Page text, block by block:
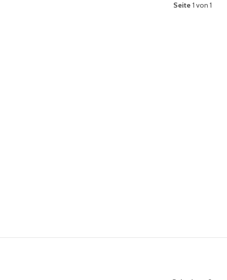
Seite 1 von 1